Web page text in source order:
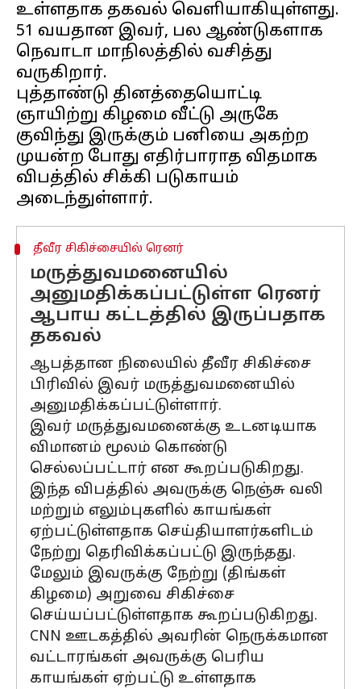
உள்ளதாக தகவல் வெளியாகியுள்ளது.
51 வயதான இவர், பல ஆண்டுகளாக
நெவாடா மாநிலத்தில் வசித்து
வருகிறார்.
புத்தாண்டு தினத்தையொட்டி
ஞாயிற்று கிழமை வீட்டு அருகே
குவிந்து இருக்கும் பனியை அகற்ற
முயன்ற போது எதிர்பாராத விதமாக
விபத்தில் சிக்கி படுகாயம்
தீவீர சிகிச்சையில் ரெனர்
மருத்துவமனையில்
அனுமதிக்கப்பட்டுள்ள ரெனர்
ஆபாய கட்டத்தில் இருப்பதாக
தகவல்
ஆபத்தான நிலையில் தீவீர சிகிச்சை
பிரிவில் இவர் மருத்துவமனையில்
அனுமதிக்கப்பட்டுள்ளார்.
இவர் மருத்துவமனைக்கு உடனடியாக
விமானம் மூலம் கொண்டு
செல்லப்பட்டார் என கூறப்படுகிறது.
இந்த விபத்தில் அவருக்கு நெஞ்சு வலி
மற்றும் எலும்புகளில் காயங்கள்
ஏற்பட்டுள்ளதாக செய்தியாளர்களிடம்
நேற்று தெரிவிக்கப்பட்டு இருந்தது.
மேலும் இவருக்கு நேற்று (திங்கள்
கிழமை) அறுவை சிகிச்சை
செய்யப்பட்டுள்ளதாக கூறப்படுகிறது.
CNN ஊடகத்தில் அவரின் நெருக்கமான
வட்டாரங்கள் அவருக்கு பெரிய
காயங்கள் ஏற்பட்டு உள்ளதாக